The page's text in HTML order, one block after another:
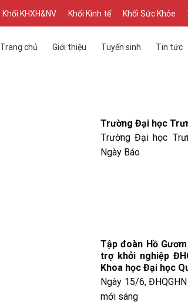
Khối KHXH&NV Khối Kinh tế Khối Sức Khỏe
Trang chủ Giới thiệu Tuyển sinh Tin tức
Trường Đại học
Trường Đại học
Ngày Báo
Tập đoàn Hồ
trợ khởi nghiệp
Khoa học Đại học
Ngày 15/6,
mới sáng